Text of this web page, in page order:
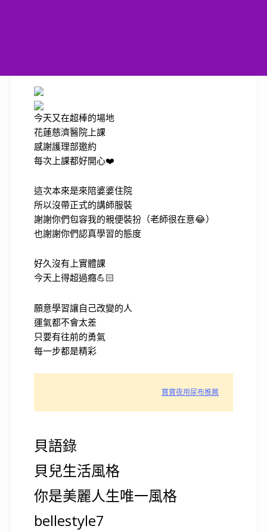
今天又在超棒的場地
花蓮慈濟醫院上課
感謝護理部邀約
每次上課都好開心❤️
這次本來是來陪婆婆住院
所以沒帶正式的講師服裝
謝謝你們包容我的親便裝扮（老師很在意😂）
也謝謝你們認真學習的態度
好久沒有上實體課
今天上得超過癮💪🏻
願意學習讓自己改變的人
運氣都不會太差
只要有往前的勇氣
每一步都是精彩
寶寶夜用尿布推薦
貝語錄
貝兒生活風格
你是美麗人生唯一風格
bellestyle7